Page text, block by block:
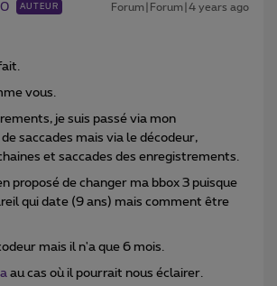
AUTEUR Forum|Forum|4 years ago
vous.
je suis passé via mon
saccades mais via le décodeur,
et saccades des enregistrements.
proposé de changer ma bbox 3 puisque
qui date (9 ans) mais comment être
mais il n'a que 6 mois.
au cas où il pourrait nous éclairer.